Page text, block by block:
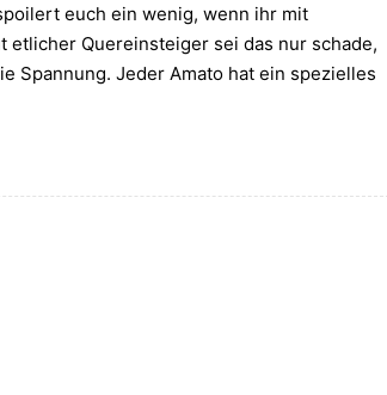
euch ein wenig, wenn ihr mit
etlicher Quereinsteiger sei das nur schade,
Spannung. Jeder Amato hat ein spezielles